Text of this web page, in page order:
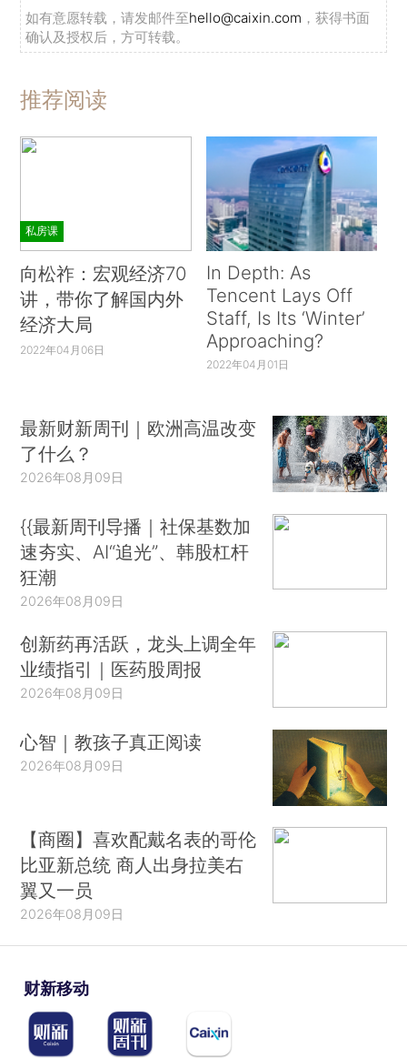
如有意愿转载，请发邮件至hello@caixin.com ，获得书面
确认及授权后，方可转载。
推荐阅读
私房课
向松祚：宏观经济70
讲，带你了解国内外
经济大局
2022年04月06日
In Depth: As
Tencent Lays Off
Staff, Is Its ‘Winter’
Approaching?
2022年04月01日
最新财新周刊｜欧洲高温改变
了什么？
2026年08月09日
{{最新周刊导播｜社保基数加
速夯实、AI“追光”、韩股杠杆
狂潮
2026年08月09日
创新药再活跃，龙头上调全年
业绩指引｜医药股周报
2026年08月09日
心智｜教孩子真正阅读
2026年08月09日
【商圈】喜欢配戴名表的哥伦
比亚新总统 商人出身拉美右
翼又一员
2026年08月09日
财新移动